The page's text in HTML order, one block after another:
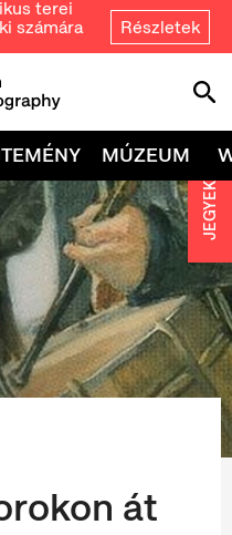
terei
számára
Részletek
MÚZEUM
át
JEGYEK